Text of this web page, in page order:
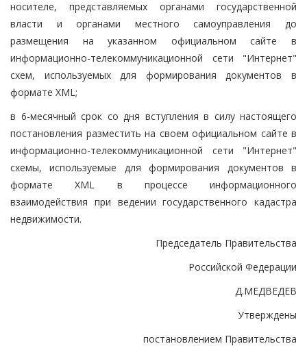
носителе, представляемых органами государственной
власти и органами местного самоуправления до
размещения на указанном официальном сайте в
информационно-телекоммуникационной сети "Интернет"
схем, используемых для формирования документов в
формате XML;
в 6-месячный срок со дня вступления в силу настоящего
постановления разместить на своем официальном сайте в
информационно-телекоммуникационной сети "Интернет"
схемы, используемые для формирования документов в
формате XML в процессе информационного
взаимодействия при ведении государственного кадастра
недвижимости.
Председатель Правительства
Российской Федерации
Д.МЕДВЕДЕВ
Утверждены
постановлением Правительства